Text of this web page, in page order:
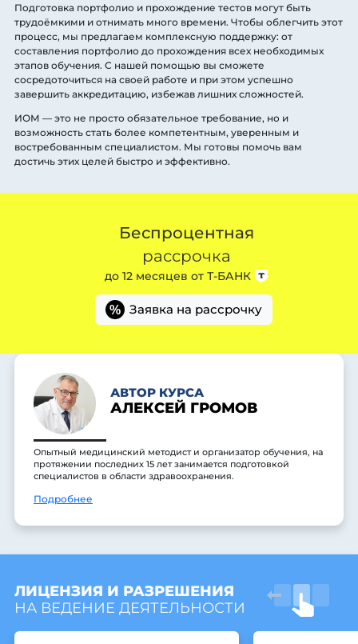
Подготовка портфолио и прохождение тестов могут быть
трудоёмкими и отнимать много времени. Чтобы облегчить этот
процесс, мы предлагаем комплексную поддержку: от
составления портфолио до прохождения всех необходимых
этапов обучения. С нашей помощью вы сможете
сосредоточиться на своей работе и при этом успешно
завершить аккредитацию, избежав лишних сложностей.
ИОМ — это не просто обязательное требование, но и
возможность стать более компетентным, уверенным и
востребованным специалистом. Мы готовы помочь вам
достичь этих целей быстро и эффективно.
Беспроцентная
рассрочка
до 12 месяцев от Т-БАНК
% Заявка на рассрочку
АВТОР КУРСА
АЛЕКСЕЙ ГРОМОВ
Опытный медицинский методист и организатор обучения, на
протяжении последних 15 лет занимается подготовкой
специалистов в области здравоохранения.
Подробнее
ЛИЦЕНЗИЯ И РАЗРЕШЕНИЯ
НА ВЕДЕНИЕ ДЕЯТЕЛЬНОСТИ